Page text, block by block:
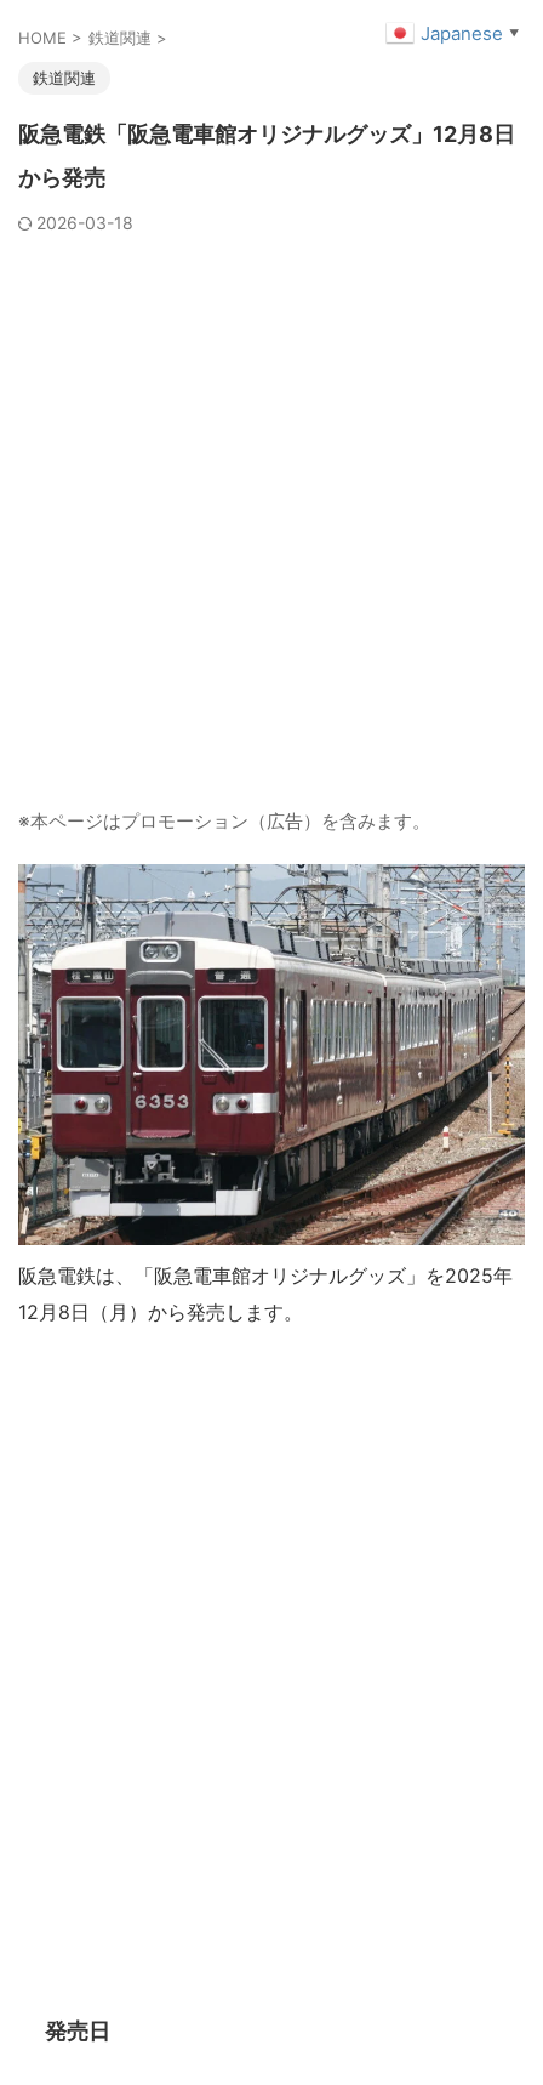
HOME > 鉄道関連 >
鉄道関連
阪急電鉄「阪急電車館オリジナルグッズ」12月8日
から発売
2026-03-18
※本ページはプロモーション（広告）を含みます。
阪急電鉄は、「阪急電車館オリジナルグッズ」を2025年
12月8日（月）から発売します。
発売日
Japanese ▼